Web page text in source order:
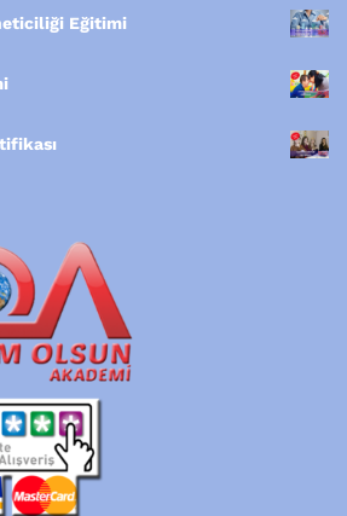
Eğitimi